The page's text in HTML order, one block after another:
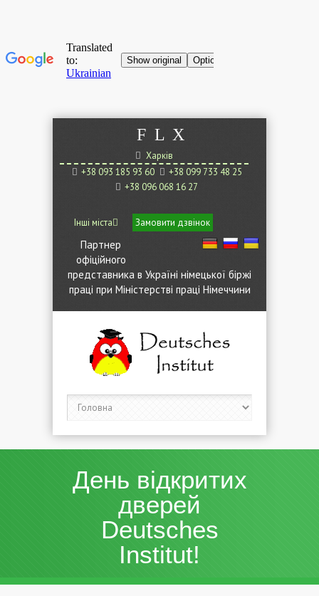
F L X
Харків
+38 093 185 93 60
+38 099 733 48 25
+38 096 068 16 27
Інші міста Замовити дзвінок
Партнер
офіційного
представника в Україні німецької біржі
праці при Міністерстві праці Німеччини
День відкритих
дверей
Deutsches
Institut!